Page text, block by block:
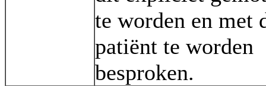
te worden en met
patiënt te worden
besproken.